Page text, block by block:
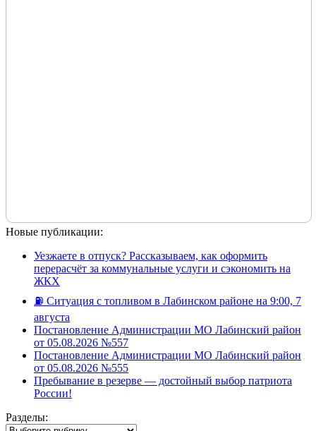
Новые публикации:
Уезжаете в отпуск? Рассказываем, как оформить
перерасчёт за коммунальные услуги и сэкономить на
ЖКХ
⛽️ Ситуация с топливом в Лабинском районе на 9:00, 7
августа
Постановление Администрации МО Лабинский район
от 05.08.2026 №557
Постановление Администрации МО Лабинский район
от 05.08.2026 №555
Пребывание в резерве — достойный выбор патриота
России!
Разделы: